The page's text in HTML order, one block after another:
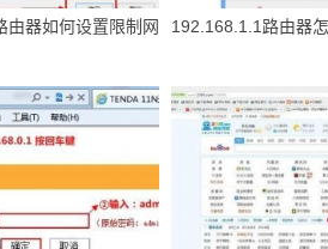
由器如何设置限制网
192.168.1.1路由器